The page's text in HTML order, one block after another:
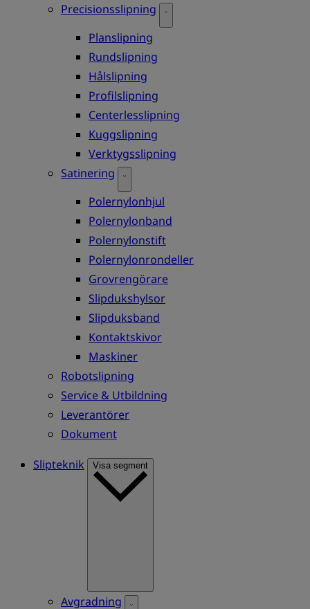
Precisionsslipning
Planslipning
Rundslipning
Hålslipning
Profilslipning
Centerlesslipning
Kuggslipning
Verktygsslipning
Satinering
Polernylonhjul
Polernylonband
Polernylonstift
Polernylonrondeller
Grovrengörare
Slipdukshylsor
Slipduksband
Kontaktskivor
Maskiner
Robotslipning
Service & Utbildning
Leverantörer
Dokument
Slipteknik
Visa segment
Avgradning